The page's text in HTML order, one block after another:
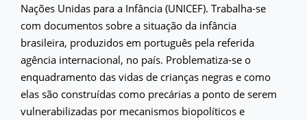
Nações Unidas para a Infância (UNICEF). Trabalha-se
com documentos sobre a situação da infância
brasileira, produzidos em português pela referida
agência internacional, no país. Problematiza-se o
enquadramento das vidas de crianças negras e como
elas são construídas como precárias a ponto de serem
vulnerabilizadas por mecanismos biopolíticos e